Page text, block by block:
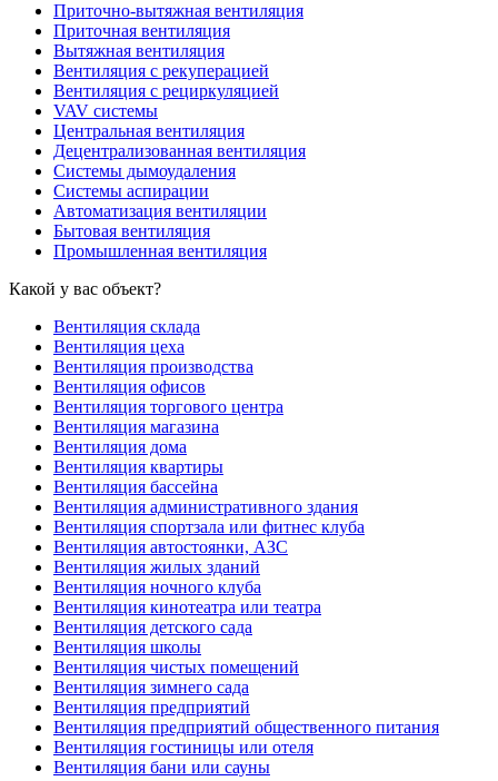
Приточно-вытяжная вентиляция
Приточная вентиляция
Вытяжная вентиляция
Вентиляция с рекуперацией
Вентиляция с рециркуляцией
VAV системы
Центральная вентиляция
Децентрализованная вентиляция
Системы дымоудаления
Системы аспирации
Автоматизация вентиляции
Бытовая вентиляция
Промышленная вентиляция
Какой у вас объект?
Вентиляция склада
Вентиляция цеха
Вентиляция производства
Вентиляция офисов
Вентиляция торгового центра
Вентиляция магазина
Вентиляция дома
Вентиляция квартиры
Вентиляция бассейна
Вентиляция административного здания
Вентиляция спортзала или фитнес клуба
Вентиляция автостоянки, АЗС
Вентиляция жилых зданий
Вентиляция ночного клуба
Вентиляция кинотеатра или театра
Вентиляция детского сада
Вентиляция школы
Вентиляция чистых помещений
Вентиляция зимнего сада
Вентиляция предприятий
Вентиляция предприятий общественного питания
Вентиляция гостиницы или отеля
Вентиляция бани или сауны